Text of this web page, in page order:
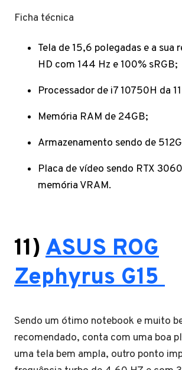
Ficha técnica
Tela de 15,6 polegadas e a sua
HD com 144 Hz e 100% sRGB;
Processador de i7 10750H da
Memória RAM de 24GB;
Armazenamento sendo de
Placa de vídeo sendo RTX
memória VRAM.
11) ASUS ROG
Zephyrus G15
Sendo um ótimo notebook e muito
recomendado, conta com uma boa
uma tela bem ampla, outro ponto